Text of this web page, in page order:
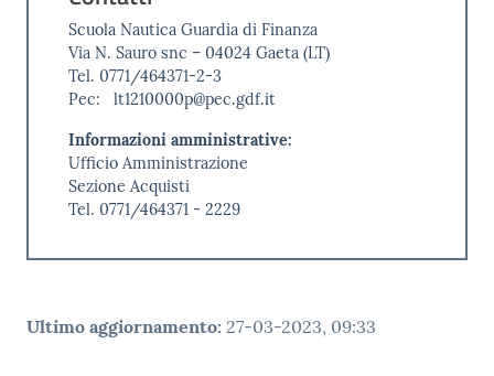
Scuola Nautica Guardia di Finanza
Via N. Sauro snc – 04024 Gaeta (LT)
Tel. 0771/464371-2-3
Pec: lt1210000p@pec.gdf.it
Informazioni amministrative:
Ufficio Amministrazione
Sezione Acquisti
Tel. 0771/464371 - 2229
Ultimo aggiornamento: 27-03-2023, 09:33